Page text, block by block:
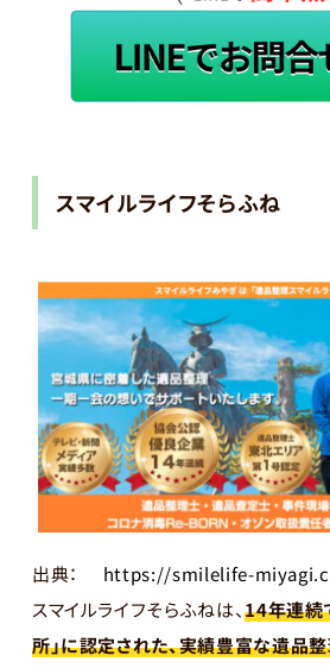
スマイルライフそらふね
出典：
https://smilelife-
スマイルライフそらふねは、14年連続
所」に認定された、実績豊富な遺品